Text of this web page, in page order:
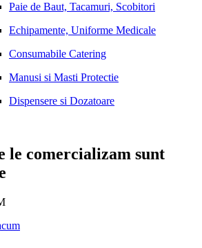
Paie de Baut, Tacamuri, Scobitori
Echipamente, Uniforme Medicale
Consumabile Catering
Manusi si Masti Protectie
Dispensere si Dozatoare
le comercializam sunt